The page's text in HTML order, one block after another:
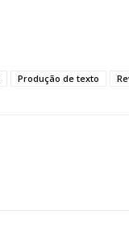
Produção de texto